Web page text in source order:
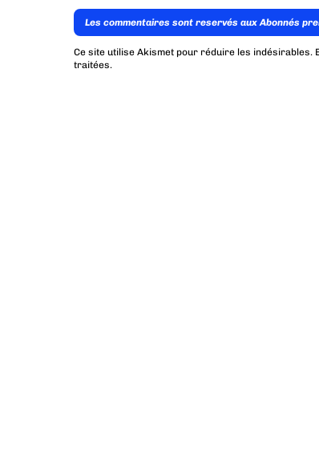
Les commentaires sont reservés aux Abonnés
Ce site utilise Akismet pour réduire les indésirables.
traitées.